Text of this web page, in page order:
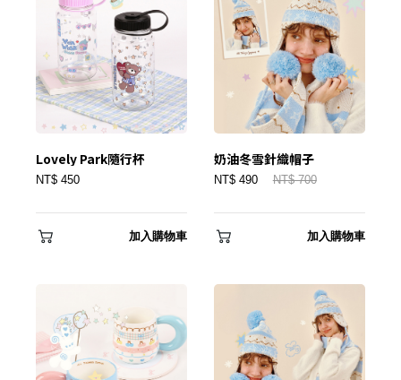
✕
會員登入
登 入
忘記密碼？
Lovely Park隨行杯
NT$ 450
加入購物車
奶油冬雪針織帽子
NT$ 490 NT$ 700
加入購物車